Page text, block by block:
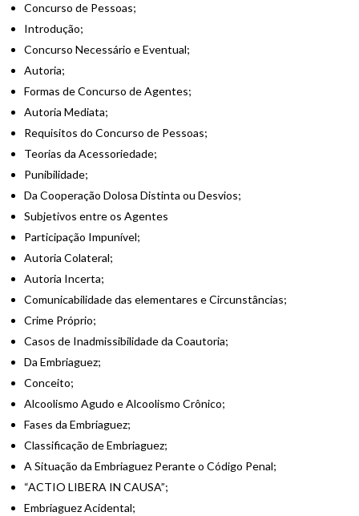
Concurso de Pessoas;
Introdução;
Concurso Necessário e Eventual;
Autoria;
Formas de Concurso de Agentes;
Autoria Mediata;
Requisitos do Concurso de Pessoas;
Teorias da Acessoriedade;
Punibilidade;
Da Cooperação Dolosa Distinta ou Desvios;
Subjetivos entre os Agentes
Participação Impunível;
Autoria Colateral;
Autoria Incerta;
Comunicabilidade das elementares e Circunstâncias;
Crime Próprio;
Casos de Inadmissibilidade da Coautoria;
Da Embriaguez;
Conceito;
Alcoolismo Agudo e Alcoolismo Crônico;
Fases da Embriaguez;
Classificação de Embriaguez;
A Situação da Embriaguez Perante o Código Penal;
“ACTIO LIBERA IN CAUSA”;
Embriaguez Acidental;